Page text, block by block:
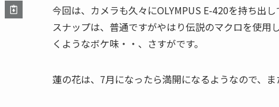
今回は、カメラも久々にOLYMPUS E-420を持ち出し
スナップは、普通ですがやはり伝説のマクロを使用
くようなボケ味・・、さすがです。
蓮の花は、7月になったら満開になるようなので、ま